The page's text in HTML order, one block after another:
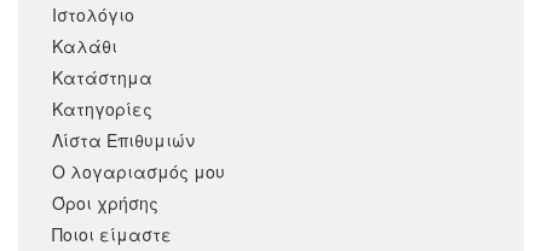
Ιστολόγιο
Καλάθι
Κατάστημα
Κατηγορίες
Λίστα Επιθυμιών
Ο λογαριασμός μου
Όροι χρήσης
Ποιοι είμαστε